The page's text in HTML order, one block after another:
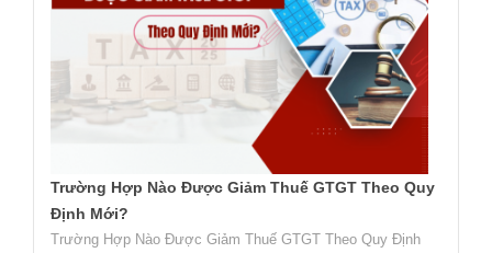
Trường Hợp Nào Được Giảm Thuế GTGT Theo Quy
Định Mới?
Trường Hợp Nào Được Giảm Thuế GTGT Theo Quy Định